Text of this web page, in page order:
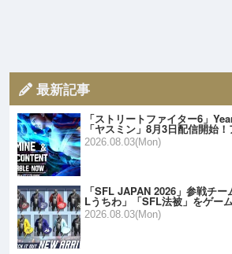
最新記事
「ストリートファイター6」
「ヤスミン」8月3日配信開始
2026.08.03(Mon)
「SFL JAPAN 2026」参戦チ
Lうちわ」「SFL法被」をゲー
2026.08.03(Mon)